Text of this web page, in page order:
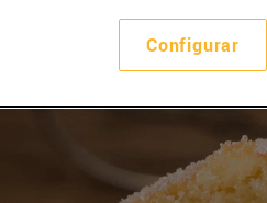
Configurar